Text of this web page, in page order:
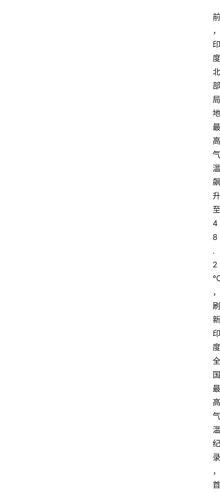
前
，
印
度
北
部
局
地
最
高
气
温
飙
升
至
4
8
.
2
，
刷
新
印
度
全
国
最
高
气
温
纪
录
，
首